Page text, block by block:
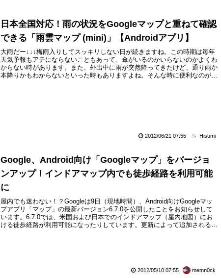
日本全国対応！雨の状況をGoogleマップと重ねて確認
できる「雨雲マップ (mini)」【Androidアプリ】
大雨だー↓↓↓梅雨入りしてスッキリしない日が続きますね。この時期は毎年
天気予報もアテにならないこともあって、傘がいるのかいらないのかよくわ
からない時があります。また、外出中に雨が突然降ってきたけど、通り雨か
本降りかもわからないといった時もありますよね。そんな時に便利なのが今
2012/06/21 07:55 Hisumi
Google、Android向け「Googleマップ」をバージョ
ンアップ！インドアマップ内でも徒歩経路を利用可能
に
屋内でも迷わない！？Googleは9日（現地時間）、Android向けGoogleマッ
プアプリ「マップ」の最新バージョン6.7.0を公開したことをお知らせして
います。6.7.0では、米国および日本でのインドアマップ（屋内地図）にお
ける徒歩経路が利用可能になったりしています。更新によって追加される機
2012/05/10 07:55 memn0ck